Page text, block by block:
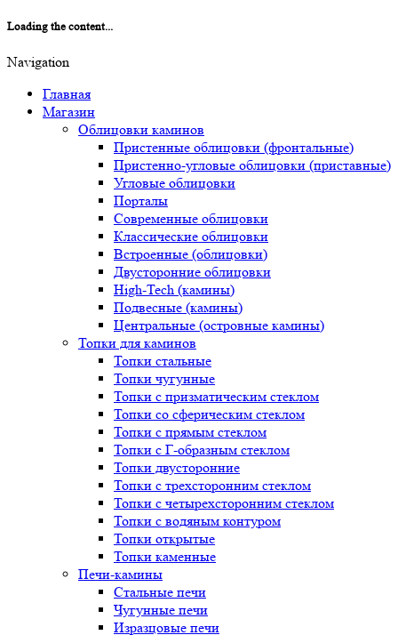
Loading the content...
Navigation
Главная
Магазин
Облицовки каминов
Пристенные облицовки (фронтальные)
Пристенно-угловые облицовки (приставные)
Угловые облицовки
Порталы
Современные облицовки
Классические облицовки
Встроенные (облицовки)
Двусторонние облицовки
High-Tech (камины)
Подвесные (камины)
Центральные (островные камины)
Топки для каминов
Топки стальные
Топки чугунные
Топки с призматическим стеклом
Топки со сферическим стеклом
Топки с прямым стеклом
Топки с Г-образным стеклом
Топки двусторонние
Топки с трехсторонним стеклом
Топки с четырехсторонним стеклом
Топки с водяным контуром
Топки открытые
Топки каменные
Печи-камины
Стальные печи
Чугунные печи
Изразцовые печи